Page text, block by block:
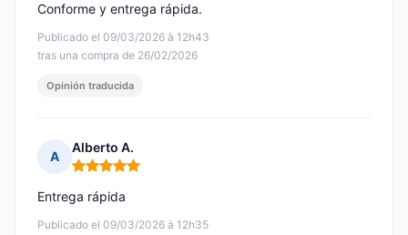
Publicado el 09/03/2026 à 12h43
tras una compra de 26/02/2026
Conforme y entrega rápida.
Opinión traducida
A
Alberto A.
Nota: 5 de 5
Publicado el 09/03/2026 à 12h35
Entrega rápida